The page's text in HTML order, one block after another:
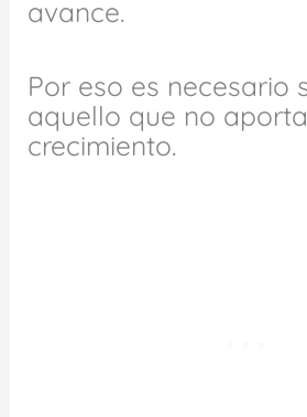
avance.
Por eso es necesario
aquello que no
crecimiento.